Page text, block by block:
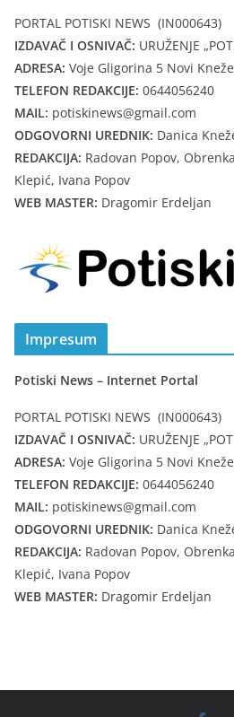
PORTAL POTISKI NEWS (IN000643)
IZDAVAČ I OSNIVAČ: URUŽENJE
ADRESA: Voje Gligorina 5 Novi
TELEFON REDAKCIJE: 0644056240
MAIL: potiskinews@gmail.com
ODGOVORNI UREDNIK: Danica
REDAKCIJA: Radovan Popov,
Klepić, Ivana Popov
WEB MASTER: Dragomir Erdeljan
Impresum
Potiski News – Internet Portal
PORTAL POTISKI NEWS (IN000643)
IZDAVAČ I OSNIVAČ: URUŽENJE
ADRESA: Voje Gligorina 5 Novi
TELEFON REDAKCIJE: 0644056240
MAIL: potiskinews@gmail.com
ODGOVORNI UREDNIK: Danica
REDAKCIJA: Radovan Popov,
Klepić, Ivana Popov
WEB MASTER: Dragomir Erdeljan